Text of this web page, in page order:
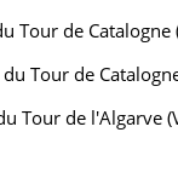
Tour de
Tour de
Tour de l'Algarve